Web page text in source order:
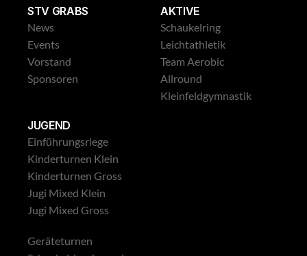
STV GRABS
News
Events
Vorstand
Sponsoren
AKTIVE
Schaukelring
Leichtathletik
Team Aerobic
Allround
Kleinfeldgymnastik
JUGEND
Einführungsriege
Kinderturnen Klein
Kinderturnen Gross
Jugi Mixed Klein
Jugi Mixed Gross
Geräteturnen